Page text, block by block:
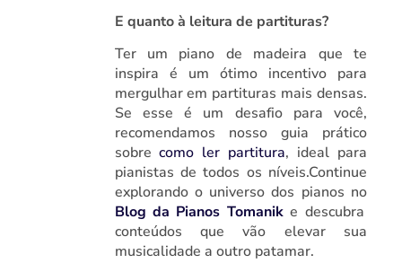
E quanto à leitura de partituras?
Ter um piano de madeira que te
inspira é um ótimo incentivo para
mergulhar em partituras mais densas.
Se esse é um desafio para você,
recomendamos nosso guia prático
sobre como ler partitura, ideal para
pianistas de todos os níveis.Continue
explorando o universo dos pianos no
Blog da Pianos Tomanike descubra
conteúdos que vão elevar sua
musicalidade a outro patamar.